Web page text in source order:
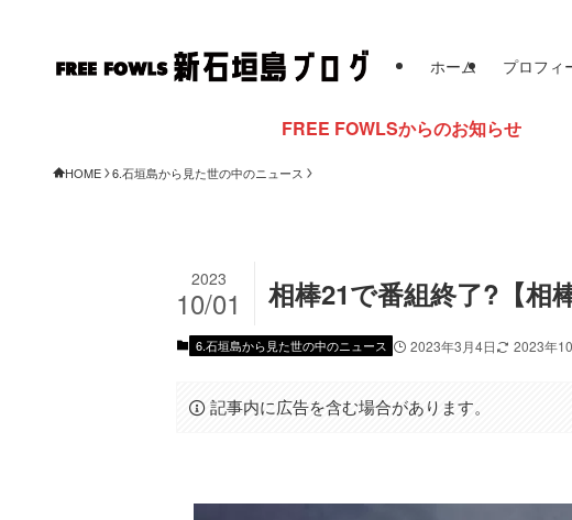
ホーム プロフィ
FREE FOWLSからのお知らせ
HOME 6.石垣島から見た世の中のニュース
相棒21で番組終了?【相
2023
10/01
6.石垣島から見た世の中のニュース 2023年3月4日 2023年
記事内に広告を含む場合があります。